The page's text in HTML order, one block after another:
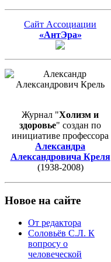
Сайт Ассоциации
«АнтЭра»
Журнал "Холизм и
здоровье" создан по
инициативе профессора
Александра
Александровича Креля
(1938-2008)
Новое на сайте
От редактора
Соловьёв С.Л. К
вопросу о
человеческой